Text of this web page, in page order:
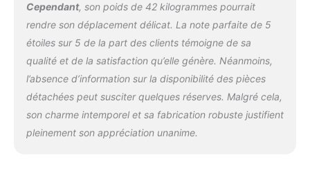
Cependant, son poids de 42 kilogrammes pourrait
rendre son déplacement délicat. La note parfaite de 5
étoiles sur 5 de la part des clients témoigne de sa
qualité et de la satisfaction qu’elle génère. Néanmoins,
l’absence d’information sur la disponibilité des pièces
détachées peut susciter quelques réserves. Malgré cela,
son charme intemporel et sa fabrication robuste justifient
pleinement son appréciation unanime.